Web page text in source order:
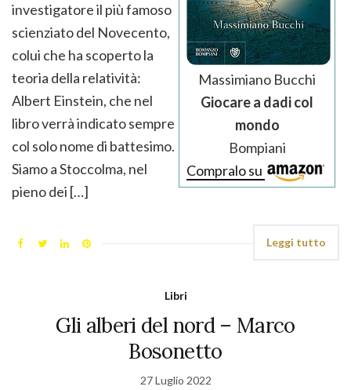
Massimiano Bucchi
Giocare a dadi col
mondo
Bompiani
Compralo su
investigatore il più famoso
scienziato del Novecento,
colui che ha scoperto la
teoria della relatività:
Albert Einstein, che nel
libro verrà indicato sempre
col solo nome di battesimo.
Siamo a Stoccolma, nel
pieno dei […]
Leggi tutto
Libri
Gli alberi del nord – Marco
Bosonetto
27 Luglio 2022